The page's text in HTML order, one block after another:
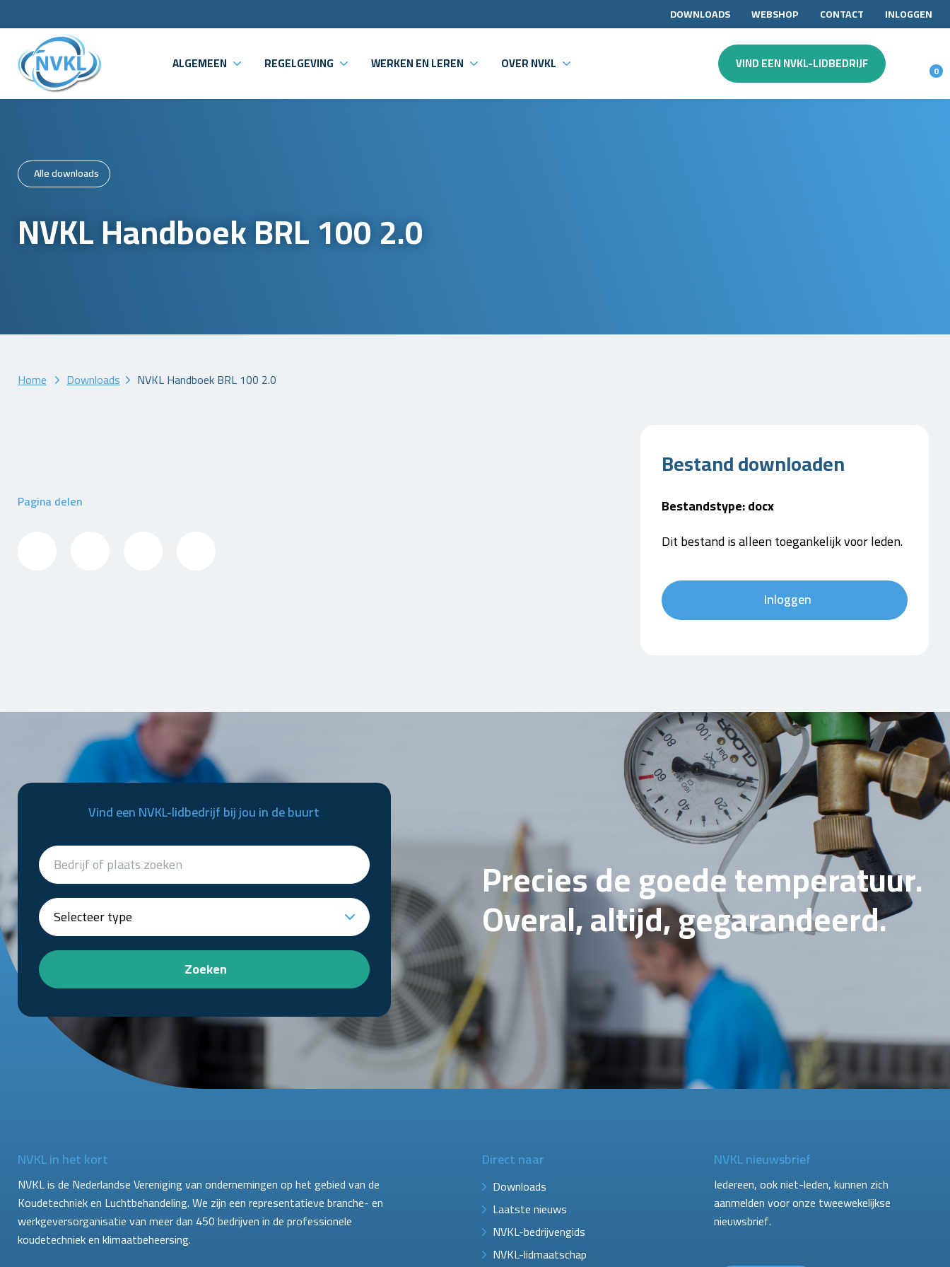
DOWNLOADS WEBSHOP CONTACT INLOGGEN
ALGEMEEN REGELGEVING WERKEN EN LEREN OVER NVKL VIND EEN NVKL-LIDBEDRIJF 0
Alle downloads
NVKL Handboek BRL 100 2.0
Home Downloads NVKL Handboek BRL 100 2.0
Pagina delen
Bestand downloaden
Bestandstype: docx
Dit bestand is alleen toegankelijk voor leden.
Inloggen
Vind een NVKL-lidbedrijf bij jou in de buurt
Zoeken
Precies de goede temperatuur.
Overal, altijd, gegarandeerd.
NVKL in het kort
NVKL is de Nederlandse Vereniging van ondernemingen op het gebied van de
Koudetechniek en Luchtbehandeling. We zijn een representatieve branche- en
werkgeversorganisatie van meer dan 450 bedrijven in de professionele
koudetechniek en klimaatbeheersing.
Direct naar
Downloads
Laatste nieuws
NVKL-bedrijvengids
NVKL-lidmaatschap
NVKL nieuwsbrief
Iedereen, ook niet-leden, kunnen zich
aanmelden voor onze tweewekelijkse
nieuwsbrief.